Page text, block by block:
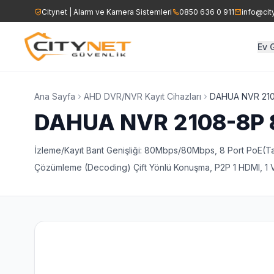
Citynet | Alarm ve Kamera Sistemleri 0850 636 0 911
Ev
Yangın Alarm Sistemleri
Yangın Alarm
Ajax Kablosuz
Speed Dome
Yangın Sirenleri
Çıkış Levhaları
Ana Sayfa AHD DVR/NVR Kayıt Cihazları DAHUA NVR
DAHUA NVR 2108-8P
İzleme/Kayıt Bant Genişliği: 80Mbps/80Mbps, 8 Port
Çözümleme (Decoding) Çift Yönlü Konuşma, P2P 1 HDMI, 1